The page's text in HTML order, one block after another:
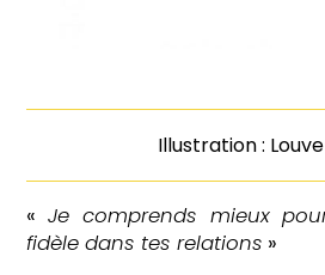
Illustration :
«Je comprends mieux
fidèle dans tes relations »